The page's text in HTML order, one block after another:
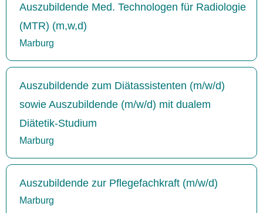
Auszubildende Med. Technologen für Radiologie
(MTR) (m,w,d)
Marburg
Auszubildende zum Diätassistenten (m/w/d)
sowie Auszubildende (m/w/d) mit dualem
Diätetik-Studium
Marburg
Auszubildende zur Pflegefachkraft (m/w/d)
Marburg